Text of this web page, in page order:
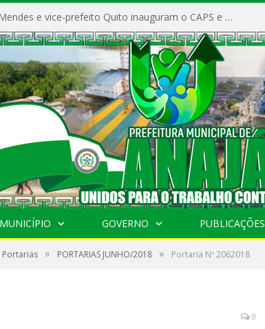
Prefeito Vivaldo Mendes e vice-prefeito Quito inauguram o CAPS e fortalecem a saúde pública em Anajás.
GOVERNO PUBLICAÇÕES
Portarias » PORTARIAS JUNHO/2018 » Portaria Nº 2062018
0